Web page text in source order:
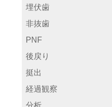
埋伏歯
非抜歯
PNF
後戻り
挺出
経過観察
分析